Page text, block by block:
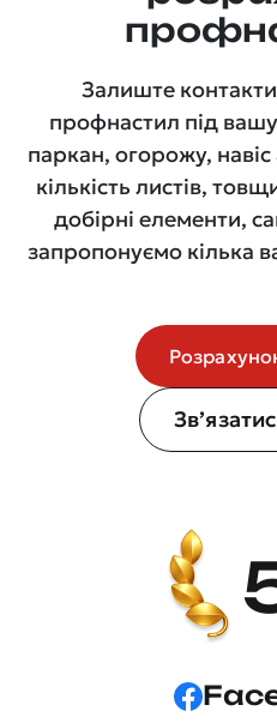
Залиште
профнастил під
паркан, огорожу,
кількість листів,
добірні елементи,
запропонуємо кілька